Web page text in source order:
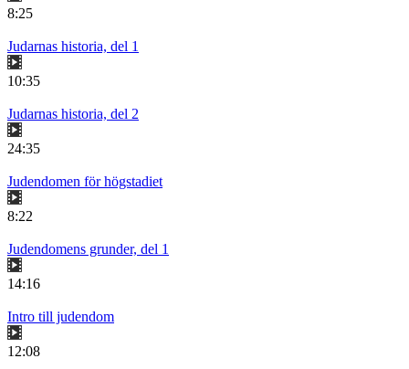
8:25
Judarnas historia, del 1
10:35
Judarnas historia, del 2
24:35
Judendomen för högstadiet
8:22
Judendomens grunder, del 1
14:16
Intro till judendom
12:08